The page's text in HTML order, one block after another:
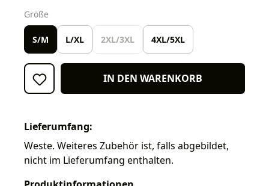
Größe
S/M L/XL 2XL/3XL 4XL/5XL
IN DEN WARENKORB
Lieferumfang:
Weste. Weiteres Zubehör ist, falls abgebildet,
nicht im Lieferumfang enthalten.